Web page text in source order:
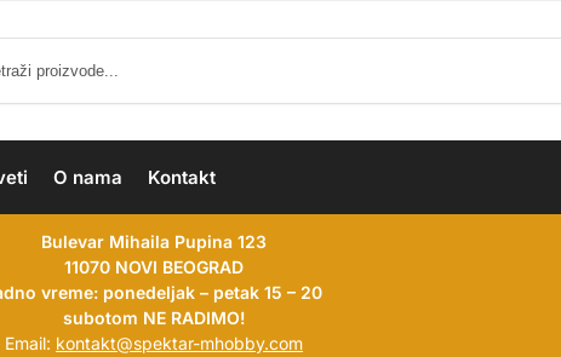
O nama Kontakt
Bulevar Mihaila Pupina 123
11070 NOVI BEOGRAD
vreme: ponedeljak – petak 15 – 20
subotom NE RADIMO!
Email: kontakt@spektar-mhobby.com